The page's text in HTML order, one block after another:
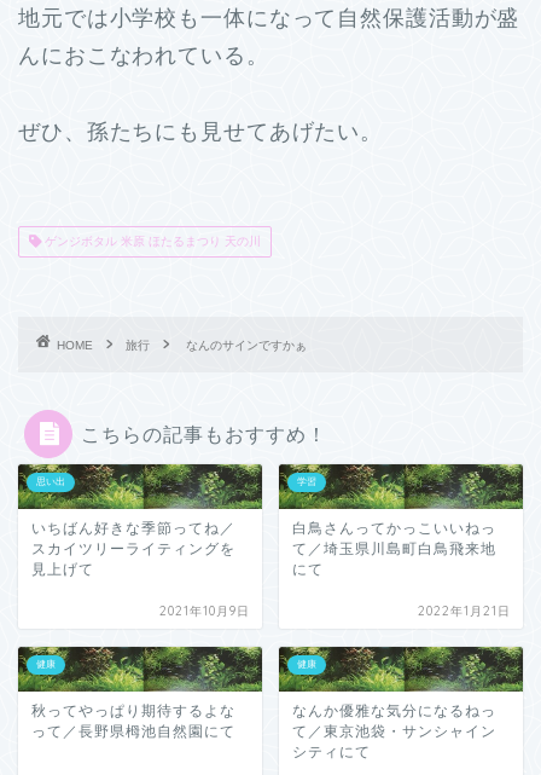
地元では小学校も一体になって自然保護活動が盛
んにおこなわれている。
ぜひ、孫たちにも見せてあげたい。
ゲンジボタル 米原 ほたるまつり 天の川
HOME 旅行 なんのサインですかぁ
こちらの記事もおすすめ！
思い出
いちばん好きな季節ってね／
スカイツリーライティングを
見上げて
2021年10月9日
学習
白鳥さんってかっこいいねっ
て／埼玉県川島町白鳥飛来地
にて
2022年1月21日
健康
秋ってやっぱり期待するよな
って／長野県栂池自然園にて
健康
なんか優雅な気分になるねっ
て／東京池袋・サンシャイン
シティにて